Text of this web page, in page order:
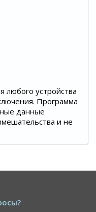
любого устройства
Программа
данные
и не